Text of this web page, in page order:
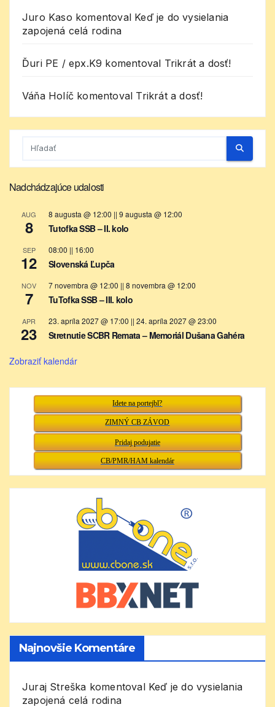
Juro Kaso komentoval Keď je do vysielania
zapojená celá rodina
Ďuri PE / epx.K9 komentoval Trikrát a dosť!
Váňa Holíč komentoval Trikrát a dosť!
Nadchádzajúce udalosti
AUG
8
8 augusta @ 12:00 || 9 augusta @ 12:00
Tutofka SSB – II. kolo
SEP
12
08:00 || 16:00
Slovenská Ľupča
NOV
7
7 novembra @ 12:00 || 8 novembra @ 12:00
TuTofka SSB – III. kolo
APR
23
23. apríla 2027 @ 17:00 || 24. apríla 2027 @ 23:00
Stretnutie SCBR Remata – Memoriál Dušana Gahéra
Zobraziť kalendár
Idete na portejbl?
ZIMNÝ CB ZÁVOD
Pridaj podujatie
CB/PMR/HAM kalendár
Najnovšie Komentáre
Juraj Streška komentoval Keď je do vysielania
zapojená celá rodina